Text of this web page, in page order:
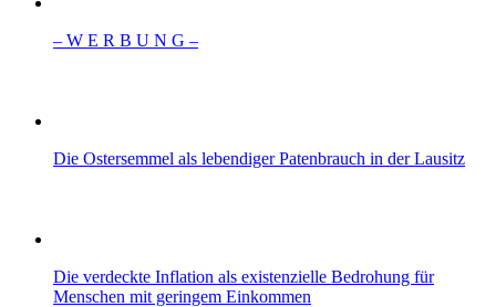
– W Ε R Β U Ν G –
Die Ostersemmel als lebendiger Patenbrauch in der Lausitz
Die verdeckte Inflation als existenzielle Bedrohung für
Menschen mit geringem Einkommen